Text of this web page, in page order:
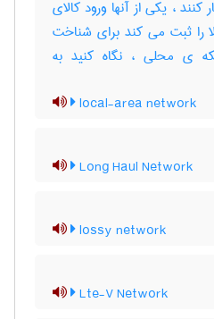
، یکی از آنها ورود کالای
را ثبت می کند برای شناخت
ی محلی ، نگاه کنید به
local-area network
Long Haul Network
lossy network
Lte-V Network